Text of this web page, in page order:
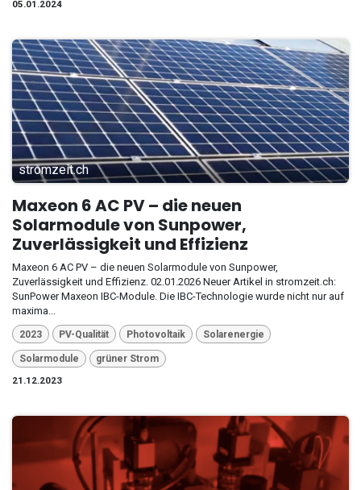
05.01.2024
stromzeit.ch
Maxeon 6 AC PV – die neuen
Solarmodule von Sunpower,
Zuverlässigkeit und Effizienz
Maxeon 6 AC PV – die neuen Solarmodule von Sunpower,
Zuverlässigkeit und Effizienz. 02.01.2026 Neuer Artikel in stromzeit.ch:
SunPower Maxeon IBC-Module. Die IBC-Technologie wurde nicht nur auf
maxima...
2023 PV-Qualität Photovoltaik Solarenergie
Solarmodule
grüner Strom
21.12.2023